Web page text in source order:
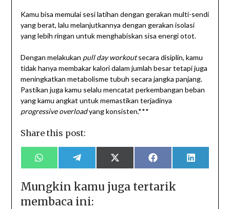
Kamu bisa memulai sesi latihan dengan gerakan multi-sendi
yang berat, lalu melanjutkannya dengan gerakan isolasi
yang lebih ringan untuk menghabiskan sisa energi otot.
Dengan melakukan pull day workoutsecara disiplin, kamu
tidak hanya membakar kalori dalam jumlah besar tetapi juga
meningkatkan metabolisme tubuh secara jangka panjang.
Pastikan juga kamu selalu mencatat perkembangan beban
yang kamu angkat untuk memastikan terjadinya
progressive overloadyang konsisten.***
Share this post:
Share
on
Share
on
Share
on
(Twitter)
Share
on
Share
on
Mungkin kamu juga tertarik
membaca ini: